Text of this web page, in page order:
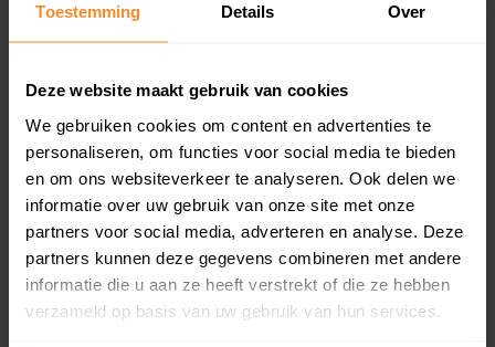
Toestemming Details Over
Deze website maakt gebruik van cookies
We gebruiken cookies om content en advertenties te
personaliseren, om functies voor social media te bieden
en om ons websiteverkeer te analyseren. Ook delen we
informatie over uw gebruik van onze site met onze
partners voor social media, adverteren en analyse. Deze
partners kunnen deze gegevens combineren met andere
informatie die u aan ze heeft verstrekt of die ze hebben
verzameld op basis van uw gebruik van hun services.
en koopdatum) binnen een postcodegebied. Dit
inclusief een jaar lang gratis updates van nieuwe
Bekijk product
Direct leverbaar
Kadastrale kaart pakket